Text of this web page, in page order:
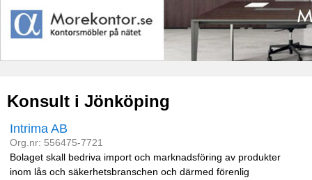
Konsult i Jönköping
Intrima AB
Org.nr: 556475-7721
Bolaget skall bedriva import och marknadsföring av produkter
inom lås och säkerhetsbranschen och därmed förenlig